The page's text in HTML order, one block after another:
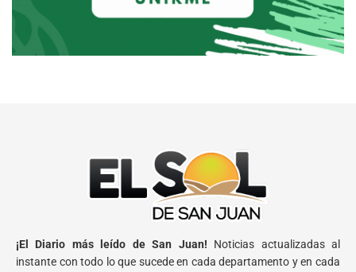
¡El Diario más leído de San Juan! Noticias actualizadas al
instante con todo lo que sucede en cada departamento y en cada